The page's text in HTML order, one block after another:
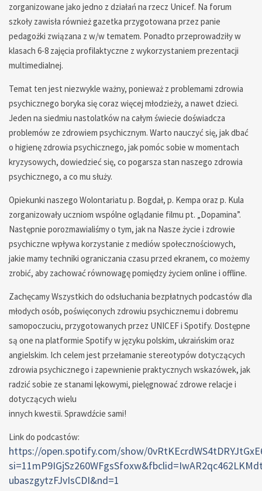
zorganizowane jako jedno z działań na rzecz Unicef. Na forum
szkoły zawisła również gazetka przygotowana przez panie
pedagożki związana z w/w tematem. Ponadto przeprowadziły w
klasach 6-8 zajęcia profilaktyczne z wykorzystaniem prezentacji
multimedialnej.
Temat ten jest niezwykle ważny, ponieważ z problemami zdrowia
psychicznego boryka się coraz więcej młodzieży, a nawet dzieci.
Jeden na siedmiu nastolatków na całym świecie doświadcza
problemów ze zdrowiem psychicznym. Warto nauczyć się, jak dbać
o higienę zdrowia psychicznego, jak pomóc sobie w momentach
kryzysowych, dowiedzieć się, co pogarsza stan naszego zdrowia
psychicznego, a co mu służy.
Opiekunki naszego Wolontariatu p. Bogdał, p. Kempa oraz p. Kula
zorganizowały uczniom wspólne oglądanie filmu pt. „Dopamina”.
Następnie porozmawialiśmy o tym, jak na Nasze życie i zdrowie
psychiczne wpływa korzystanie z mediów społecznościowych,
jakie mamy techniki ograniczania czasu przed ekranem, co możemy
zrobić, aby zachować równowagę pomiędzy życiem online i offline.
Zachęcamy Wszystkich do odsłuchania bezpłatnych podcastów dla
młodych osób, poświęconych zdrowiu psychicznemu i dobremu
samopoczuciu, przygotowanych przez UNICEF i Spotify. Dostępne
są one na platformie Spotify w języku polskim, ukraińskim oraz
angielskim. Ich celem jest przełamanie stereotypów dotyczących
zdrowia psychicznego i zapewnienie praktycznych wskazówek, jak
radzić sobie ze stanami lękowymi, pielęgnować zdrowe relacje i
dotyczących wielu
innych kwestii. Sprawdźcie sami!
Link do podcastów:
https://open.spotify.com/show/
ubaszgytzFJvIsCDI&nd=1